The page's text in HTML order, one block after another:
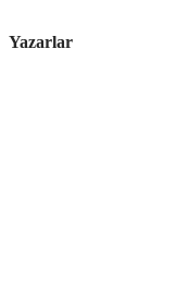
Yazarlar